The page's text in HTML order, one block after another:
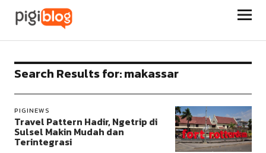
Pigiblog
Search Results for:makassar
PIGINEWS
Travel Pattern Hadir, Ngetrip di
Sulsel Makin Mudah dan
Terintegrasi